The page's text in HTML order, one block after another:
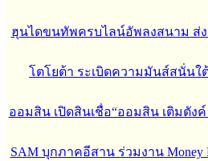
ฮุนไดขนทัพครบไลน์อัพลงสนาม ส่งแ
โตโยต้า ระเบิดความมันส์สนั่น
ออมสิน เปิดสินเชื่อ“ออมสิน เติมตังค์
SAM บุกภาคอีสาน ร่วมงาน Money